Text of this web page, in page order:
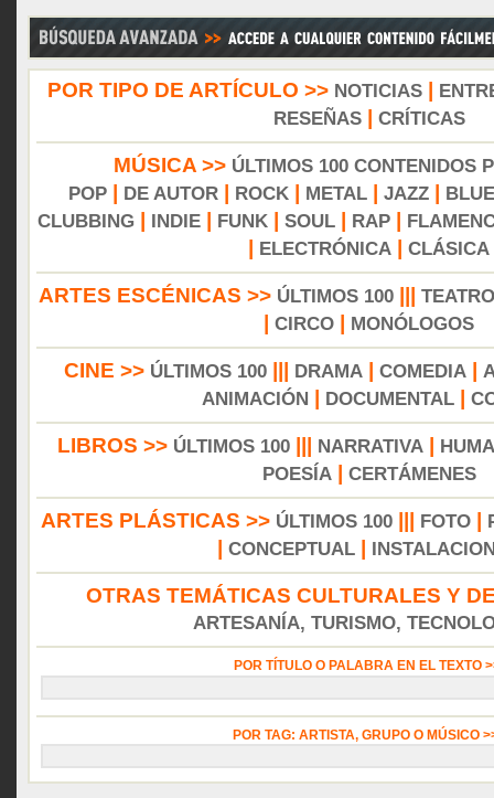
POR TIPO DE ARTÍCULO >> NOTICIAS|
RESEÑAS| CRÍTICAS
MÚSICA >> ÚLTIMOS 100 CONTENIDOS
POP
DE AUTOR ROCK METAL JAZZ
CLUBBING
INDIE FUNK SOUL RAP
ELECTRÓNICA CLÁSICA
ARTES ESCÉNICAS >> ÚLTIMOS 100||| TEATRO
CIRCO MONÓLOGOS
CINE >> ÚLTIMOS 100 DRAMA COMEDIA
ANIMACIÓN
DOCUMENTAL|
LIBROS >> ÚLTIMOS 100 NARRATIVA
POESÍA| CERTÁMENES
ARTES PLÁSTICAS >> ÚLTIMOS 100 FOTO
CONCEPTUAL
OTRAS TEMÁTICAS CULTURALES Y
ARTESANÍA, TURISMO,
POR TÍTULO O PALABRA EN EL TEXTO
POR TAG: ARTISTA, GRUPO O MÚSICO